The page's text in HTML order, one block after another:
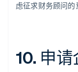
虑征求财务顾问的
10. 申